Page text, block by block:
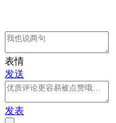
表情
发送
发表